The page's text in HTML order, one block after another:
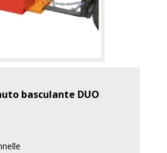
basculante DUO